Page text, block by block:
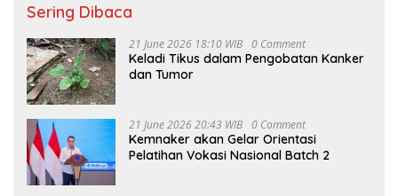
Sering Dibaca
21 June 2026 18:10 WIB 0 Comment
Keladi Tikus dalam Pengobatan Kanker
dan Tumor
21 June 2026 20:43 WIB 0 Comment
Kemnaker akan Gelar Orientasi
Pelatihan Vokasi Nasional Batch 2